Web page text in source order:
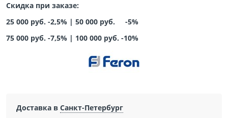
Скидка при заказе:
25 000 руб. -2,5% | 50 000 руб. -5%
75 000 руб. -7,5% | 100 000 руб. -10%
Доставка в Санкт-Петербург